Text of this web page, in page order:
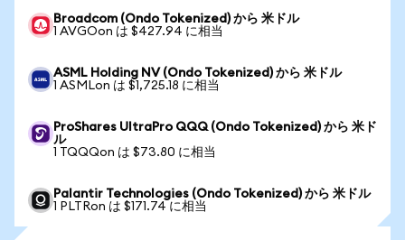
Broadcom (Ondo Tokenized) から 米ドル
1 AVGOon は $427.94 に相当
ASML Holding NV (Ondo Tokenized) から 米ドル
1 ASMLon は $1,725.18 に相当
ProShares UltraPro QQQ (Ondo Tokenized) から 米ド
ル
1 TQQQon は $73.80 に相当
Palantir Technologies (Ondo Tokenized) から 米ドル
1 PLTRon は $171.74 に相当